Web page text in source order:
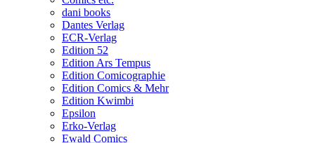
dani books
Dantes Verlag
ECR-Verlag
Edition 52
Edition Ars Tempus
Edition Comicographie
Edition Comics & Mehr
Edition Kwimbi
Epsilon
Erko-Verlag
Ewald Comics